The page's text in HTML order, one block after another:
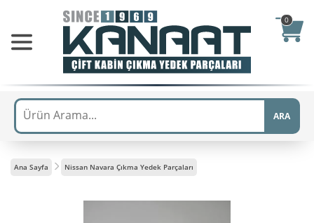
0
ARA
Ana Sayfa Nissan Navara Çıkma Yedek Parçaları